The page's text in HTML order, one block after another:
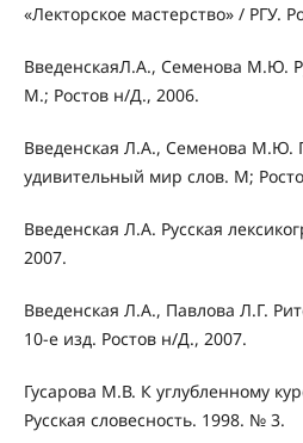
«Лекторское мастерство» / РГУ.
ВведенскаяЛ.А., Семенова М.Ю.
М.; Ростов н/Д., 2006.
Введенская Л.А., Семенова М.Ю.
удивительный мир слов. М;
Введенская Л.А. Русская
2007.
Введенская Л.А., Павлова Л.Г.
10-е изд. Ростов н/Д., 2007.
Гусарова М.В. К углубленному
Русская словесность. 1998. № 3.